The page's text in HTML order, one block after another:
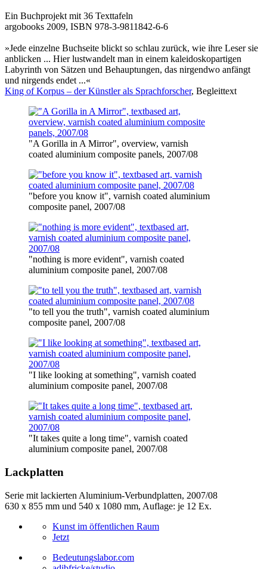
Ein Buchprojekt mit 36 Texttafeln
argobooks 2009, ISBN 978-3-9811842-6-6
»Jede einzelne Buchseite blickt so schlau zurück, wie ihre Leser sie
anblicken ... Hier lustwandelt man in einem kaleidoskopartigen
Labyrinth von Sätzen und Behauptungen, das nirgendwo anfängt
und nirgends endet ...«
King of Korpus – der Künstler als Sprachforscher, Begleittext
"A Gorilla in A Mirror", overview, varnish
coated aluminium composite panels, 2007/08
"before you know it", varnish coated aluminium
composite panel, 2007/08
"nothing is more evident", varnish coated
aluminium composite panel, 2007/08
"to tell you the truth", varnish coated aluminium
composite panel, 2007/08
"I like looking at something", varnish coated
aluminium composite panel, 2007/08
"It takes quite a long time", varnish coated
aluminium composite panel, 2007/08
Lackplatten
Serie mit lackierten Aluminium-Verbundplatten, 2007/08
630 x 855 mm und 540 x 1080 mm, Auflage: je 12 Ex.
Kunst im öffentlichen Raum
Jetzt
Bedeutungslabor.com